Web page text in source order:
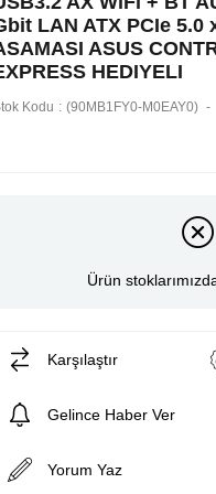
LAN ATX PCIe 5.0
ASUS
HEDIYELI
Kodu (90MB1FY0-M0EAY0)
Ürün
Karşılaştır
Gelince Haber Ver
Yorum Yaz